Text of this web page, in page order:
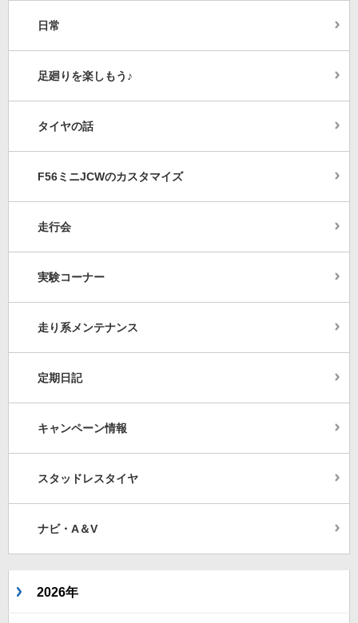
日常
足廻りを楽しもう♪
タイヤの話
F56ミニJCWのカスタマイズ
走行会
実験コーナー
走り系メンテナンス
定期日記
キャンペーン情報
スタッドレスタイヤ
ナビ・A＆V
2026年